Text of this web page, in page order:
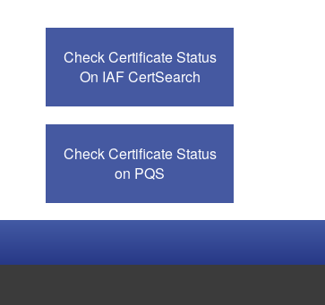
Check Certificate Status
On IAF CertSearch
Check Certificate Status
on PQS